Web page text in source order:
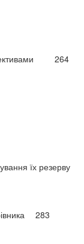
264
їх резерву
283